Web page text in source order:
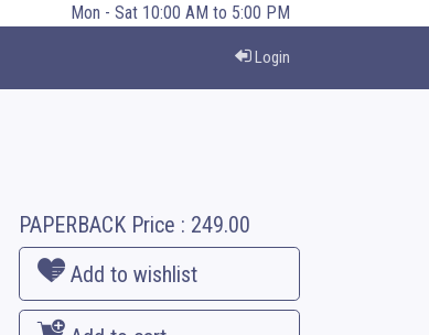
Mon - Sat 10:00 AM to 5:00 PM
Login
PAPERBACKPrice : 249.00
Add to wishlist